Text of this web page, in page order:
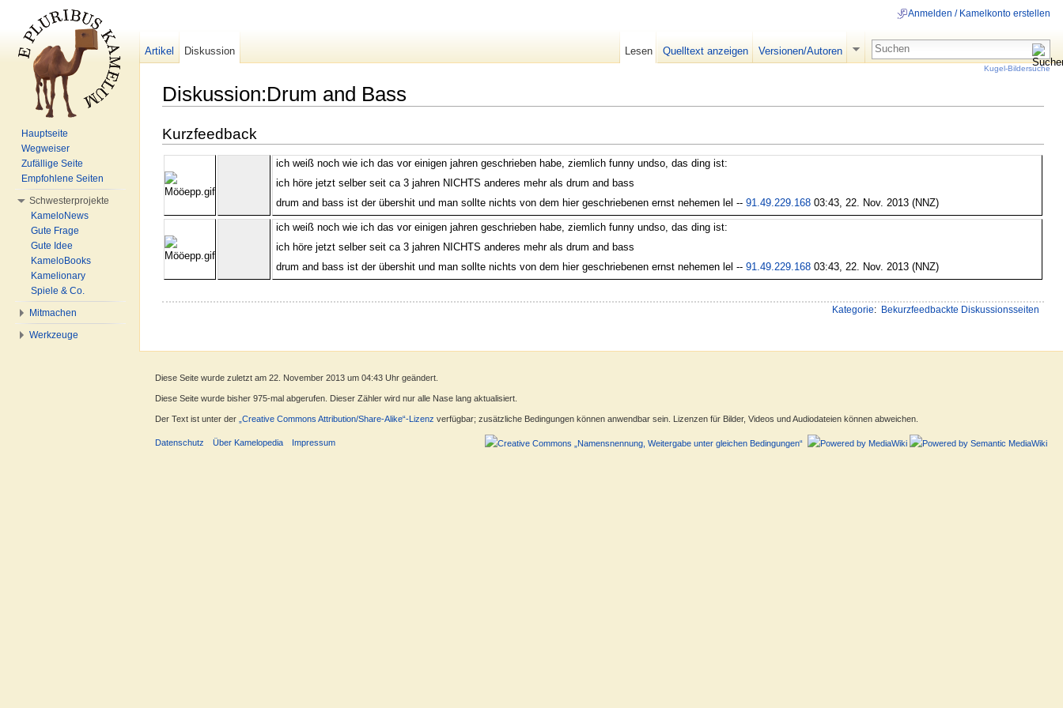
Diskussion:Drum and Bass
Kurzfeedback
ich weiß noch wie ich das vor einigen jahren geschrieben habe, ziemlich funny undso, das ding ist:
ich höre jetzt selber seit ca 3 jahren NICHTS anderes mehr als drum and bass
drum and bass ist der übershit und man sollte nichts von dem hier geschriebenen ernst nehemen lel -- 91.49.229.16803:43, 22. Nov. 2013 (NNZ)
ich weiß noch wie ich das vor einigen jahren geschrieben habe, ziemlich funny undso, das ding ist:
ich höre jetzt selber seit ca 3 jahren NICHTS anderes mehr als drum and bass
drum and bass ist der übershit und man sollte nichts von dem hier geschriebenen ernst nehemen lel -- 91.49.229.16803:43, 22. Nov. 2013 (NNZ)
Kategorie: Bekurzfeedbackte Diskussionsseiten
Anmelden / Kamelkonto erstellen
Artikel Diskussion Lesen Quelltext anzeigen Versionen/Autoren
Kugel-Bildersuche
Hauptseite
Wegweiser
Zufällige Seite
Empfohlene Seiten
Schwesterprojekte
KameloNews
Gute Frage
Gute Idee
KameloBooks
Kamelionary
Spiele & Co.
Mitmachen
Werkzeuge
Diese Seite wurde zuletzt am 22. November 2013 um 04:43 Uhr geändert.
Diese Seite wurde bisher 975-mal abgerufen. Dieser Zähler wird nur alle Nase lang aktualisiert.
Der Text ist unter der „Creative Commons Attribution/Share-Alike“-Lizenz verfügbar; zusätzliche Bedingungen können anwendbar sein. Lizenzen für Bilder, Videos und Audiodateien können abweichen.
Datenschutz Über Kamelopedia Impressum